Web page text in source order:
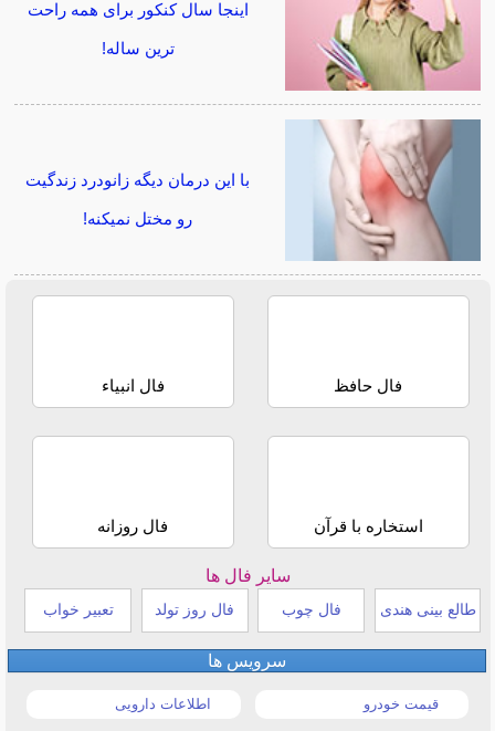
اینجا سال کنکور برای همه راحت
ترین ساله!
با این درمان دیگه زانودرد زندگیت
رو مختل نمیکنه!
فال حافظ فال انبیاء
استخاره با قرآن فال روزانه
سایر فال ها
طالع بینی هندی فال چوب فال روز تولد تعبیر خواب
سرویس ها
قیمت خودرو اطلاعات دارویی